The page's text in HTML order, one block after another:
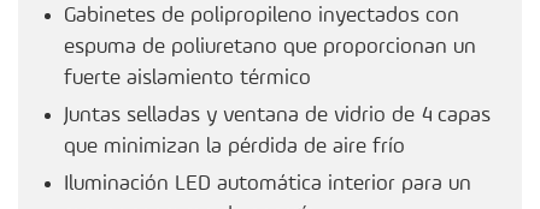
Gabinetes de polipropileno inyectados con
espuma de poliuretano que proporcionan un
fuerte aislamiento térmico
Juntas selladas y ventana de vidrio de 4 capas
que minimizan la pérdida de aire frío
Iluminación LED automática interior para un